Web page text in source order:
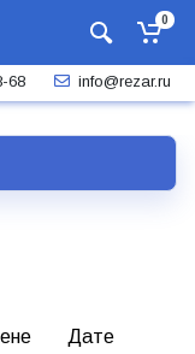
0
68 info@rezar.ru
Дате